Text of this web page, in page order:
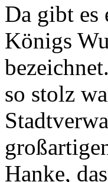
Da gibt es
Königs
so stolz
Hanke,